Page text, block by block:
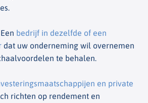
Een bedrijf in dezelfde of een
dat uw onderneming wil overnemen
te behalen.
en private
richten op rendement en